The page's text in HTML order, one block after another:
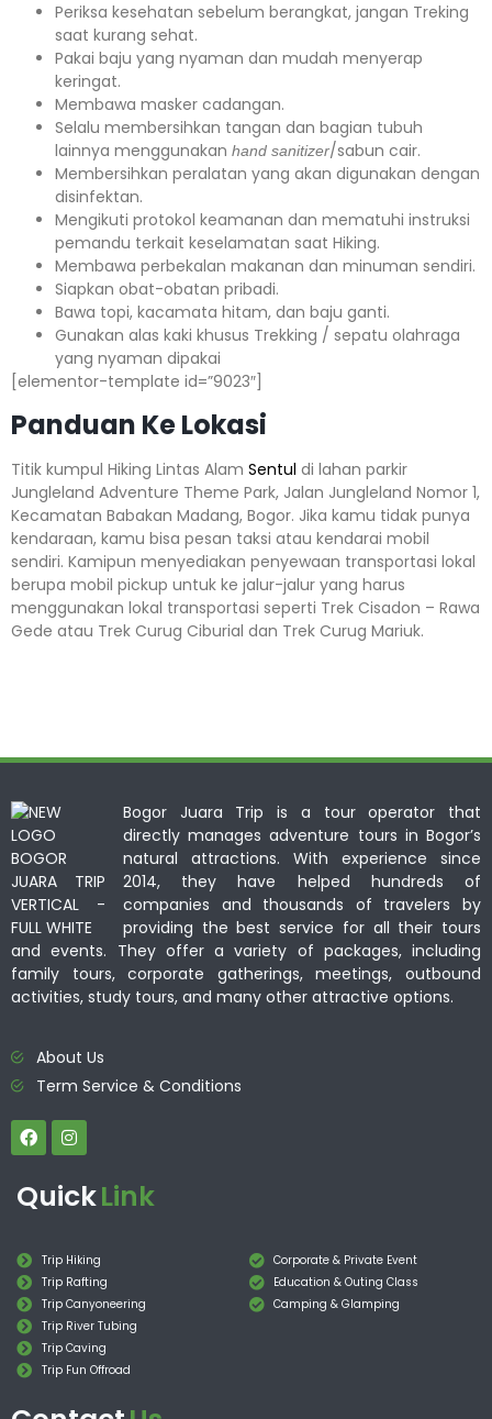
Periksa kesehatan sebelum berangkat, jangan Treking
saat kurang sehat.
Pakai baju yang nyaman dan mudah menyerap
keringat.
Membawa masker cadangan.
Selalu membersihkan tangan dan bagian tubuh
lainnya menggunakan hand sanitizer/sabun cair.
Membersihkan peralatan yang akan digunakan dengan
disinfektan.
Mengikuti protokol keamanan dan mematuhi instruksi
pemandu terkait keselamatan saat Hiking.
Membawa perbekalan makanan dan minuman sendiri.
Siapkan obat-obatan pribadi.
Bawa topi, kacamata hitam, dan baju ganti.
Gunakan alas kaki khusus Trekking / sepatu olahraga
yang nyaman dipakai
[elementor-template id=”9023″]
Panduan Ke Lokasi
Titik kumpul Hiking Lintas Alam Sentul di lahan parkir
Jungleland Adventure Theme Park, Jalan Jungleland Nomor 1,
Kecamatan Babakan Madang, Bogor. Jika kamu tidak punya
kendaraan, kamu bisa pesan taksi atau kendarai mobil
sendiri. Kamipun menyediakan penyewaan transportasi lokal
berupa mobil pickup untuk ke jalur-jalur yang harus
menggunakan lokal transportasi seperti Trek Cisadon – Rawa
Gede atau Trek Curug Ciburial dan Trek Curug Mariuk.
Bogor Juara Trip is a tour operator that
directly manages adventure tours in Bogor’s
natural attractions. With experience since
2014, they have helped hundreds of
companies and thousands of travelers by
providing the best service for all their tours
and events. They offer a variety of packages, including
family tours, corporate gatherings, meetings, outbound
activities, study tours, and many other attractive options.
About Us
Term Service & Conditions
QuickLink
Trip Hiking
Trip Rafting
Trip Canyoneering
Trip River Tubing
Trip Caving
Trip Fun Offroad
Corporate & Private Event
Education & Outing Class
Camping & Glamping